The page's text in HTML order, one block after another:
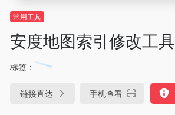
常用工具
安度地图索引修改工具
标签：
链接直达 手机查看